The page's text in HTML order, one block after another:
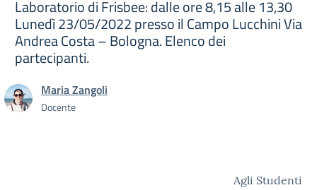
Laboratorio di Frisbee: dalle ore 8,15 alle 13,30
Lunedì 23/05/2022 presso il Campo Lucchini Via
Andrea Costa – Bologna. Elenco dei
partecipanti.
Maria Zangoli
Docente
Agli Studenti